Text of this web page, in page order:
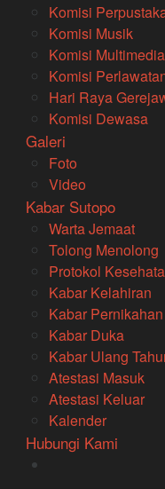
Komisi
Komisi Musik
Komisi Multimedia
Komisi
Hari Raya
Komisi Dewasa
Galeri
Foto
Video
Kabar Sutopo
Warta Jemaat
Tolong Menolong
Protokol
Kabar Kelahiran
Kabar Pernikahan
Kabar Duka
Kabar Ulang
Atestasi Masuk
Atestasi Keluar
Kalender
Hubungi Kami